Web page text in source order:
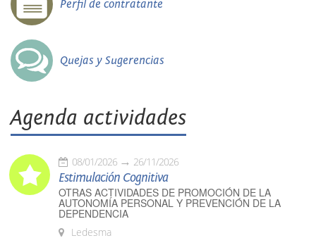
Perfil de contratante
Quejas y Sugerencias
Agenda actividades
08/01/2026 26/11/2026
Estimulación Cognitiva
OTRAS ACTIVIDADES DE PROMOCIÓN DE LA
AUTONOMÍA PERSONAL Y PREVENCIÓN DE LA
DEPENDENCIA
Ledesma